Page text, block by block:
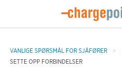
VANLIGE SPØRSMÅL FOR SJÅFØRER
SETTE OPP FORBINDELSER